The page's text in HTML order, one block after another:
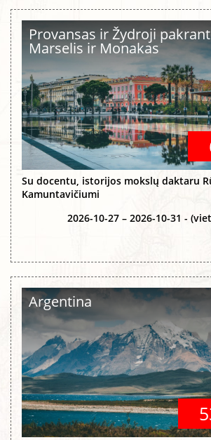
Provansas ir Žydroji
Marselis ir Monakas
Su docentu, istorijos mokslų daktaru
Kamuntavičiumi
2026-10-27 – 2026-10-31 -
Argentina